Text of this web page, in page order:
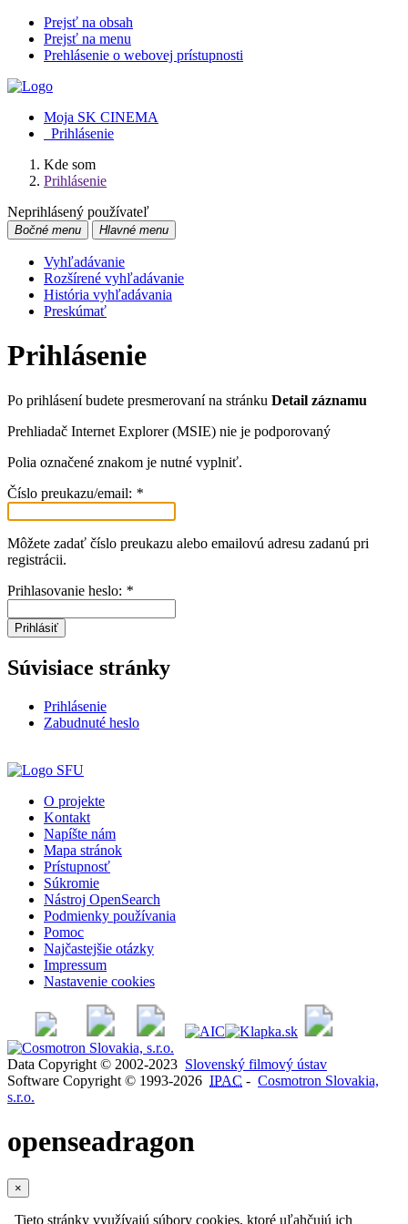
Prejsť na obsah
Prejsť na menu
Prehlásenie o webovej prístupnosti
Moja SK CINEMA
Prihlásenie
Kde som
Prihlásenie
Neprihlásený používateľ
Bočné menu Hlavné menu
Vyhľadávanie
Rozšírené vyhľadávanie
História vyhľadávania
Preskúmať
Prihlásenie
Po prihlásení budete presmerovaní na stránku Detail záznamu
Prehliadač Internet Explorer (MSIE) nie je podporovaný
Polia označené znakom je nutné vyplniť.
Číslo preukazu/email: *
Môžete zadať číslo preukazu alebo emailovú adresu zadanú pri
registrácii.
Prihlasovanie heslo: *
Prihlásiť
Súvisiace stránky
Prihlásenie
Zabudnuté heslo
O projekte
Kontakt
Napíšte nám
Mapa stránok
Prístupnosť
Súkromie
Nástroj OpenSearch
Podmienky používania
Pomoc
Najčastejšie otázky
Impressum
Nastavenie cookies
Data Copyright © 2002-2023 Slovenský filmový ústav
Software Copyright © 1993-2026 IPAC - Cosmotron Slovakia,
s.r.o.
openseadragon
×
Tieto stránky využívajú súbory cookies, ktoré uľahčujú ich